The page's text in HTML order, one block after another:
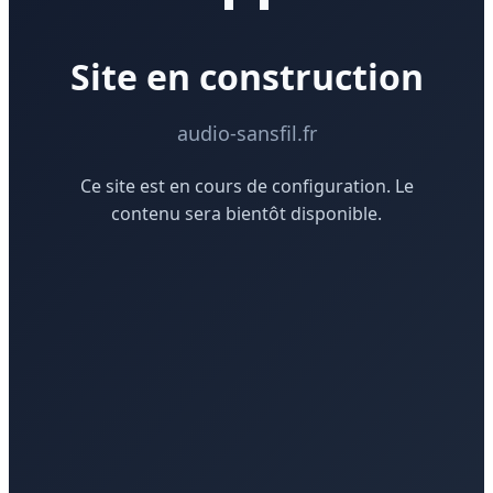
Site en construction
audio-sansfil.fr
Ce site est en cours de configuration. Le
contenu sera bientôt disponible.